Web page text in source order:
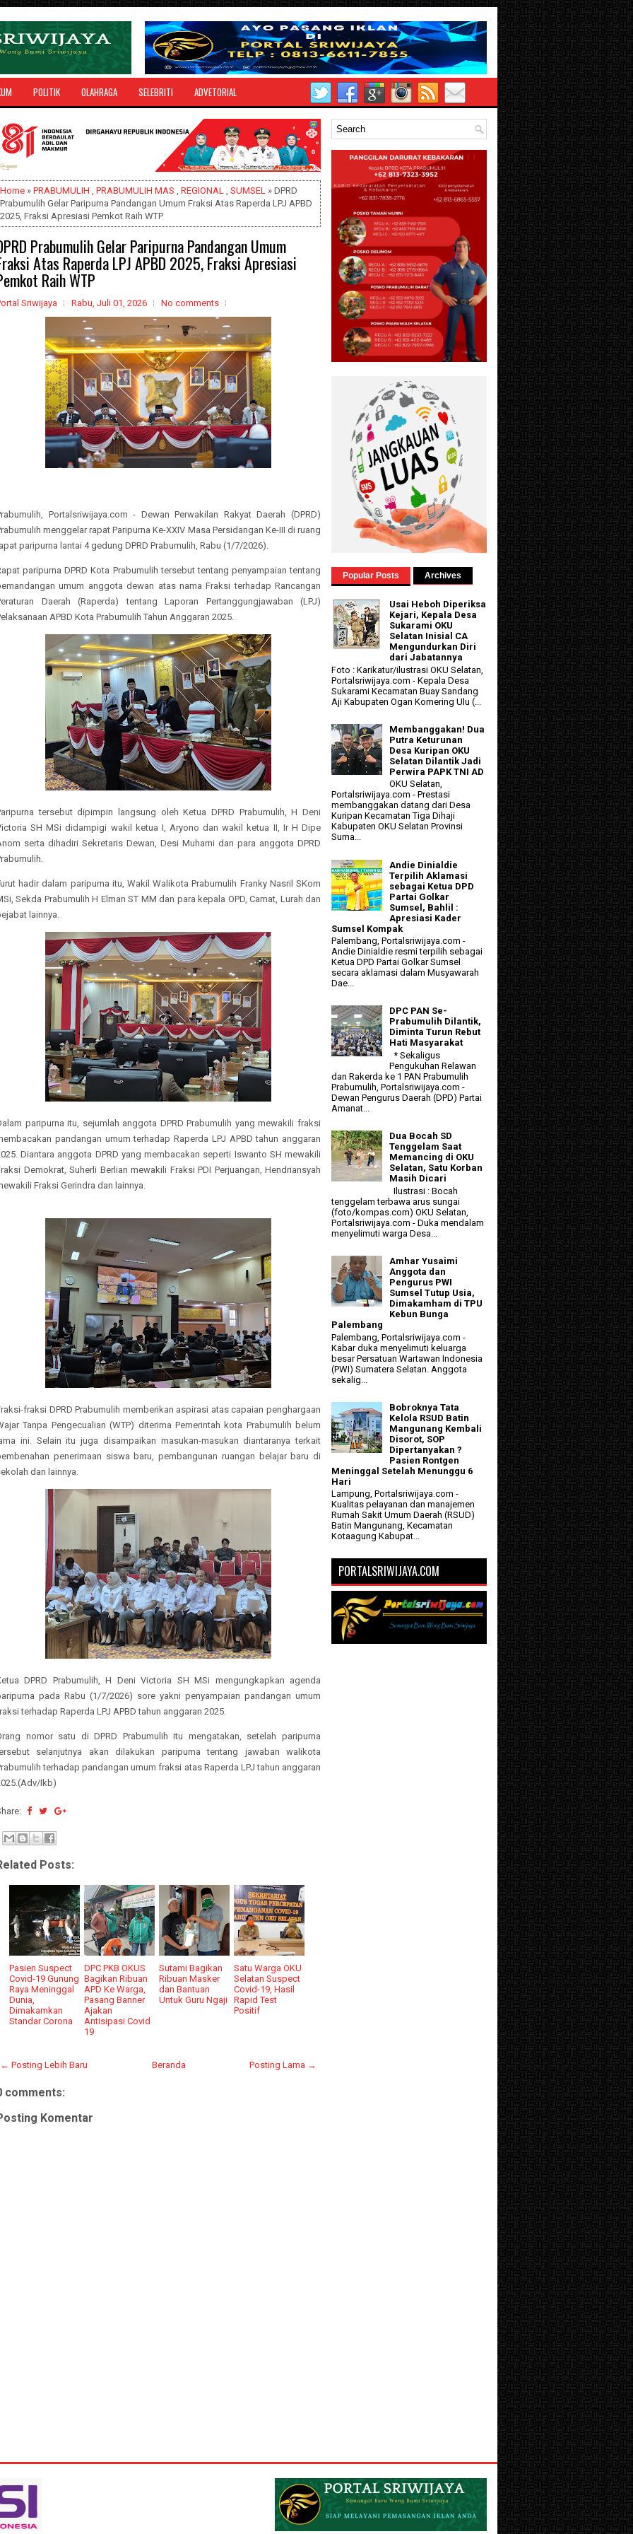
POLITIK OLAHRAGA SELEBRITI ADVETORIAL
Home » PRABUMULIH , PRABUMULIH MAS , REGIONAL , SUMSEL » DPRD
Prabumulih Gelar Paripurna Pandangan Umum Fraksi Atas Raperda LPJ APBD
2025, Fraksi Apresiasi Pemkot Raih WTP
Prabumulih Gelar Paripurna Pandangan Umum
Atas Raperda LPJ APBD 2025, Fraksi Apresiasi
Raih WTP
Sriwijaya Rabu, Juli 01, 2026 No comments
Portalsriwijaya.com - Dewan Perwakilan Rakyat Daerah (DPRD)
menggelar rapat Paripurna Ke-XXIV Masa Persidangan Ke-III di ruang
paripurna lantai 4 gedung DPRD Prabumulih, Rabu (1/7/2026).
paripurna DPRD Kota Prabumulih tersebut tentang penyampaian tentang
umum anggota dewan atas nama Fraksi terhadap Rancangan
Daerah (Raperda) tentang Laporan Pertanggungjawaban (LPJ)
APBD Kota Prabumulih Tahun Anggaran 2025.
tersebut dipimpin langsung oleh Ketua DPRD Prabumulih, H Deni
SH MSi didampigi wakil ketua I, Aryono dan wakil ketua II, Ir H Dipe
serta dihadiri Sekretaris Dewan, Desi Muharni dan para anggota DPRD
hadir dalam paripurna itu, Wakil Walikota Prabumulih Franky Nasril SKom
Sekda Prabumulih H Elman ST MM dan para kepala OPD, Camat, Lurah dan
lainnya.
paripurna itu, sejumlah anggota DPRD Prabumulih yang mewakili fraksi
pandangan umum terhadap Raperda LPJ APBD tahun anggaran
Diantara anggota DPRD yang membacakan seperti Iswanto SH mewakili
Demokrat, Suherli Berlian mewakili Fraksi PDI Perjuangan, Hendriansyah
Fraksi Gerindra dan lainnya.
fraksi DPRD Prabumulih memberikan aspirasi atas capaian penghargaan
Tanpa Pengecualian (WTP) diterima Pemerintah kota Prabumulih belum
ini. Selain itu juga disampaikan masukan-masukan diantaranya terkait
penerimaan siswa baru, pembangunan ruangan belajar baru di
dan lainnya.
DPRD Prabumulih, H Deni Victoria SH MSi mengungkapkan agenda
pada Rabu (1/7/2026) sore yakni penyampaian pandangan umum
terhadap Raperda LPJ APBD tahun anggaran 2025.
nomor satu di DPRD Prabumulih itu mengatakan, setelah paripurna
selanjutnya akan dilakukan paripurna tentang jawaban walikota
terhadap pandangan umum fraksi atas Raperda LPJ tahun anggaran
Ikb)
Posts:
Pasien Suspect
Covid-19 Gunung
Raya Meninggal
Dunia,
Dimakamkan
Standar Corona
DPC PKB OKUS
Bagikan Ribuan
APD Ke Warga,
Pasang Banner
Ajakan
Antisipasi Covid
19
Sutami Bagikan
Ribuan Masker
dan Bantuan
Untuk Guru Ngaji
Satu Warga OKU
Selatan Suspect
Covid-19, Hasil
Rapid Test
Positif
← Posting Lebih Baru Posting Lama →
Beranda
comments:
Komentar
Popular Posts Archives
Usai Heboh Diperiksa
Kejari, Kepala Desa
Sukarami OKU
Selatan Inisial CA
Mengundurkan Diri
dari Jabatannya
Foto : Karikatur/ilustrasi OKU Selatan,
Portalsriwijaya.com - Kepala Desa
Sukarami Kecamatan Buay Sandang
Aji Kabupaten Ogan Komering Ulu (...
Membanggakan! Dua
Putra Keturunan
Desa Kuripan OKU
Selatan Dilantik Jadi
Perwira PAPK TNI AD
OKU Selatan,
Portalsriwijaya.com - Prestasi
membanggakan datang dari Desa
Kuripan Kecamatan Tiga Dihaji
Kabupaten OKU Selatan Provinsi
Suma...
Andie Dinialdie
Terpilih Aklamasi
sebagai Ketua DPD
Partai Golkar
Sumsel, Bahlil :
Apresiasi Kader
Sumsel Kompak
Palembang, Portalsriwijaya.com -
Andie Dinialdie resmi terpilih sebagai
Ketua DPD Partai Golkar Sumsel
secara aklamasi dalam Musyawarah
Dae...
DPC PAN Se-
Prabumulih Dilantik,
Diminta Turun Rebut
Hati Masyarakat
* Sekaligus
Pengukuhan Relawan
dan Rakerda ke 1 PAN Prabumulih
Prabumulih, Portalsriwijaya.com -
Dewan Pengurus Daerah (DPD) Partai
Amanat...
Dua Bocah SD
Tenggelam Saat
Memancing di OKU
Selatan, Satu Korban
Masih Dicari
Ilustrasi : Bocah
tenggelam terbawa arus sungai
(foto/kompas.com) OKU Selatan,
Portalsriwijaya.com - Duka mendalam
menyelimuti warga Desa...
Amhar Yusaimi
Anggota dan
Pengurus PWI
Sumsel Tutup Usia,
Dimakamham di TPU
Kebun Bunga
Palembang
Palembang, Portalsriwijaya.com -
Kabar duka menyelimuti keluarga
besar Persatuan Wartawan Indonesia
(PWI) Sumatera Selatan. Anggota
sekalig...
Bobroknya Tata
Kelola RSUD Batin
Mangunang Kembali
Disorot, SOP
Dipertanyakan ?
Pasien Rontgen
Meninggal Setelah Menunggu 6
Hari
Lampung, Portalsriwijaya.com -
Kualitas pelayanan dan manajemen
Rumah Sakit Umum Daerah (RSUD)
Batin Mangunang, Kecamatan
Kotaagung Kabupat...
PORTALSRIWIJAYA.COM